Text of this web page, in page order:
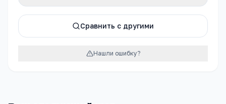
Сравнить с другими
Нашли ошибку?